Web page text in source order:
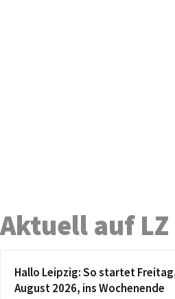
Aktuell auf LZ
Hallo Leipzig: So startet
August 2026, ins Wochenende